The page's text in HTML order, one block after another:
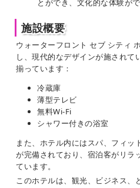
施設概要
ウォーターフロント セブ シティ
し、現代的なデザインが施されて
揃っています：
冷蔵庫
薄型テレビ
無料Wi-Fi
シャワー付きの浴室
また、ホテル内にはスパ、フィッ
が完備されており、宿泊客がリラ
ています。
このホテルは、観光、ビジネス、